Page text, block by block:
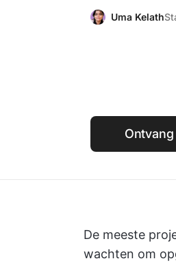
Uma Kelath
De meeste
wachten om